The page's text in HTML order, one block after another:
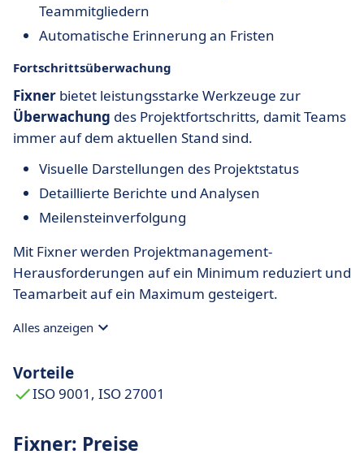
Teammitgliedern
Automatische Erinnerung an Fristen
Fortschrittsüberwachung
Fixner bietet leistungsstarke Werkzeuge zur
Überwachung des Projektfortschritts, damit Teams
immer auf dem aktuellen Stand sind.
Visuelle Darstellungen des Projektstatus
Detaillierte Berichte und Analysen
Meilensteinverfolgung
Mit Fixner werden Projektmanagement-
Herausforderungen auf ein Minimum reduziert und
Teamarbeit auf ein Maximum gesteigert.
Alles anzeigen
Vorteile
ISO 9001, ISO 27001
Fixner: Preise